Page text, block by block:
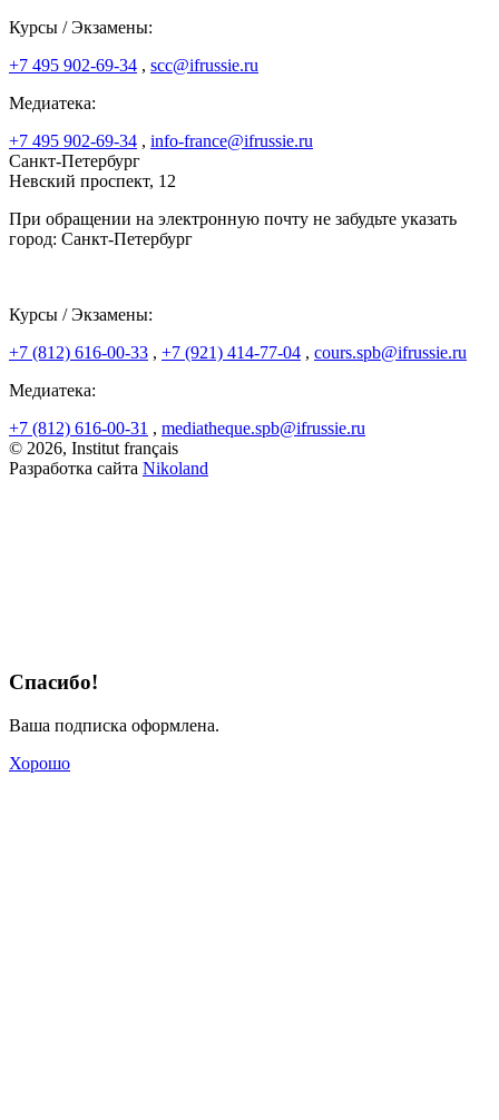
Курсы / Экзамены:
+7 495 902-69-34 , scc@ifrussie.ru
Медиатека:
+7 495 902-69-34 , info-france@ifrussie.ru
Санкт-Петербург
Невский проспект, 12
При обращении на электронную почту не забудьте указать
город: Санкт-Петербург
Курсы / Экзамены:
+7 (812) 616-00-33 , +7 (921) 414-77-04 , cours.spb@ifrussie.ru
Медиатека:
+7 (812) 616-00-31 , mediatheque.spb@ifrussie.ru
© 2026, Institut français
Разработка сайта Nikoland
Спасибо!
Ваша подписка оформлена.
Хорошо